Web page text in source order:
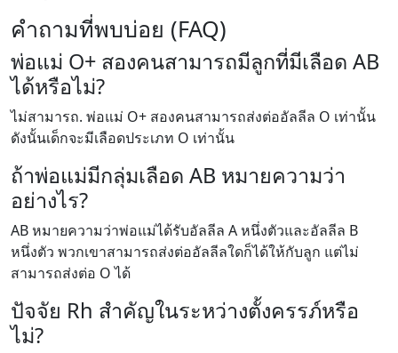
คำถามที่พบบ่อย (FAQ)
พ่อแม่ O+ สองคนสามารถมีลูกที่มีเลือด AB
ได้หรือไม่?
ไม่สามารถ. พ่อแม่ O+ สองคนสามารถส่งต่ออัลลีล O เท่านั้น
ดังนั้นเด็กจะมีเลือดประเภท O เท่านั้น
ถ้าพ่อแม่มีกลุ่มเลือด AB หมายความว่า
อย่างไร?
AB หมายความว่าพ่อแม่ได้รับอัลลีล A หนึ่งตัวและอัลลีล B
หนึ่งตัว พวกเขาสามารถส่งต่ออัลลีลใดก็ได้ให้กับลูก แต่ไม่
สามารถส่งต่อ O ได้
ปัจจัย Rh สำคัญในระหว่างตั้งครรภ์หรือ
ไม่?